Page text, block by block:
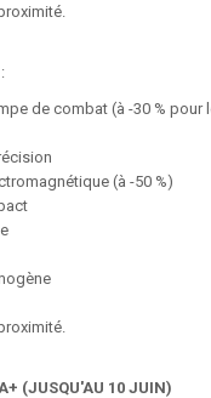
:
de combat (à -30 % pour
(à -50 %)
(JUSQU'AU 10 JUIN)